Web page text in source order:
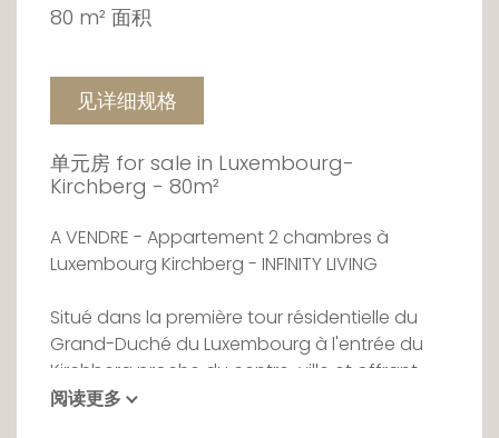
80 m² 面积
见详细规格
单元房 for sale in Luxembourg-
Kirchberg - 80m²
A VENDRE - Appartement 2 chambres à
Luxembourg Kirchberg - INFINITY LIVING
Situé dans la première tour résidentielle du
Grand-Duché du Luxembourg à l'entrée du
Kirchberg proche du centre-ville et offrant
des vues à couper le souffle.
阅读更多